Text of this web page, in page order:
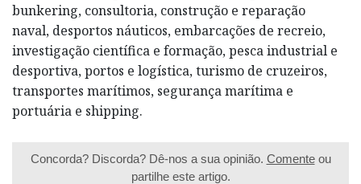
bunkering, consultoria, construção e reparação
naval, desportos náuticos, embarcações de recreio,
investigação científica e formação, pesca industrial e
desportiva, portos e logística, turismo de cruzeiros,
transportes marítimos, segurança marítima e
portuária e shipping.
Concorda? Discorda? Dê-nos a sua opinião. Comenteou
partilhe este artigo.